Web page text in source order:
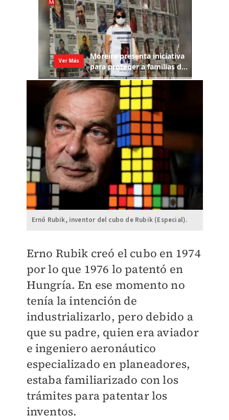
Ernő Rubik, inventor del cubo de Rubik (Especial).
Erno Rubik creó el cubo en 1974
por lo que 1976 lo patentó en
Hungría. En ese momento no
tenía la intención de
industrializarlo, pero debido a
que su padre, quien era aviador
e ingeniero aeronáutico
especializado en planeadores,
estaba familiarizado con los
trámites para patentar los
inventos.